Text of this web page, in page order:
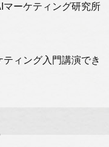
マーケティング研究所
ティング入門講演でき